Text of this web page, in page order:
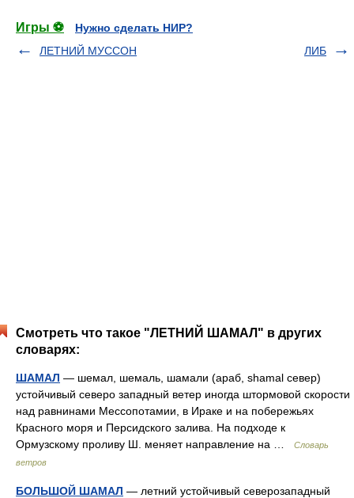
Игры ⚽
Нужно сделать НИР?
ЛЕТНИЙ МУССОН
ЛИБ
Смотреть что такое "ЛЕТНИЙ ШАМАЛ" в других
словарях:
ШАМАЛ — шемал, шемаль, шамали (араб, shamal север)
устойчивый северо западный ветер иногда штормовой скорости
над равнинами Мессопотамии, в Ираке и на побережьях
Красного моря и Персидского залива. На подходе к
Ормузскому проливу Ш. меняет направление на …
Словарь
ветров
БОЛЬШОЙ ШАМАЛ — летний устойчивый северозападный